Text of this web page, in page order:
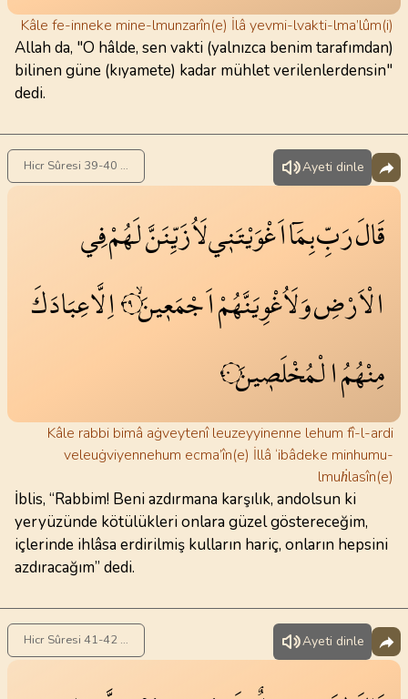
Kâle fe-inneke mine-lmunzarîn(e) İlâ yevmi-lvakti-lma’lûm(i)
Allah da, "O hâlde, sen vakti (yalnızca benim tarafımdan)
bilinen güne (kıyamete) kadar mühlet verilenlerdensin"
dedi.
Hicr Sûresi 39-40 . Ayet Ayeti dinle
قَالَرَبِّبِمَٓااَغْوَيْتَن۪يلَاُزَيِّنَنَّلَهُمْفِي
الْاَرْضِوَلَاُغْوِيَنَّهُمْاَجْمَع۪ينَۙ٣٩اِلَّاعِبَادَكَ
مِنْهُمُالْمُخْلَص۪ينَ٤٠
Kâle rabbi bimâ aġveytenî leuzeyyinenne lehum fî-l-ardi
veleuġviyennehum ecma’în(e) İllâ ‘ibâdeke minhumu-
lmuḣlasîn(e)
İblis, “Rabbim! Beni azdırmana karşılık, andolsun ki
yeryüzünde kötülükleri onlara güzel göstereceğim,
içlerinde ihlâsa erdirilmiş kulların hariç, onların hepsini
azdıracağım” dedi.
Hicr Sûresi 41-42 . Ayet Ayeti dinle